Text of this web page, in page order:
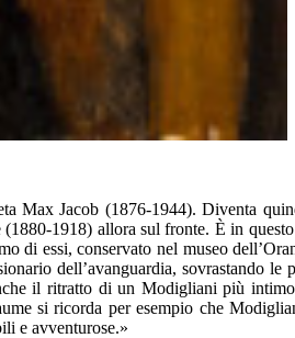
Max Jacob (1876-1944). Diventa
1918) allora sul fronte. È in
essi, conservato nel museo
dell’avanguardia, sovrastando
il ritratto di un Modigliani più
si ricorda per esempio che
e avventurose.»